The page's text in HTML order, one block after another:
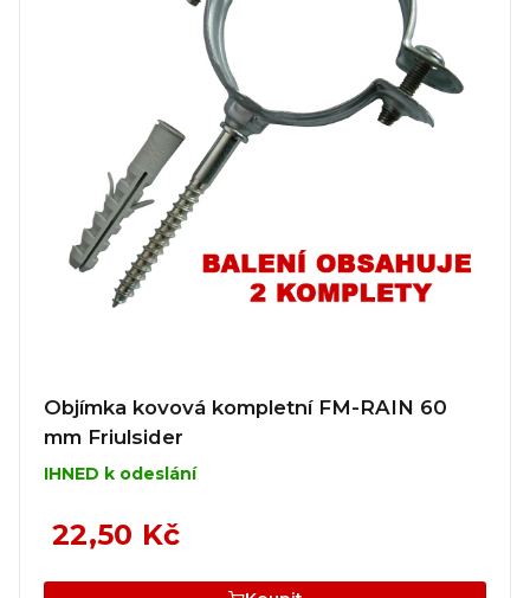
Objímka kovová kompletní FM-RAIN 60
mm Friulsider
IHNED k odeslání
22,50 Kč